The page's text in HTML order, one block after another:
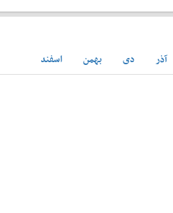
آذر دی بهمن
اسفند